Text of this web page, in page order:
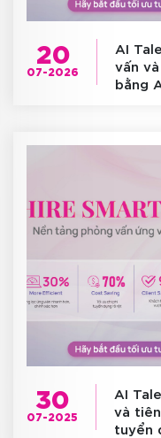
20
07-2026
AI
vấn
bằng
30
07-2025
AI
và
tuyển